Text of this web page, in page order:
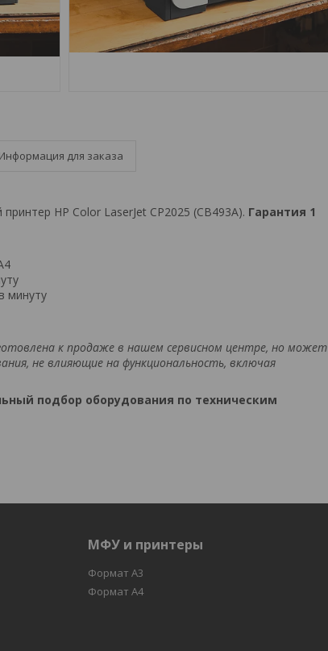
Информация для заказа
HP Color LaserJet CP2025 (CB493A). Гарантия 1
минуту
к продаже в нашем сервисном центре, но может
не влияющие на функциональность, включая
подбор оборудования по техническим
МФУ и принтеры
Формат А3
Формат А4